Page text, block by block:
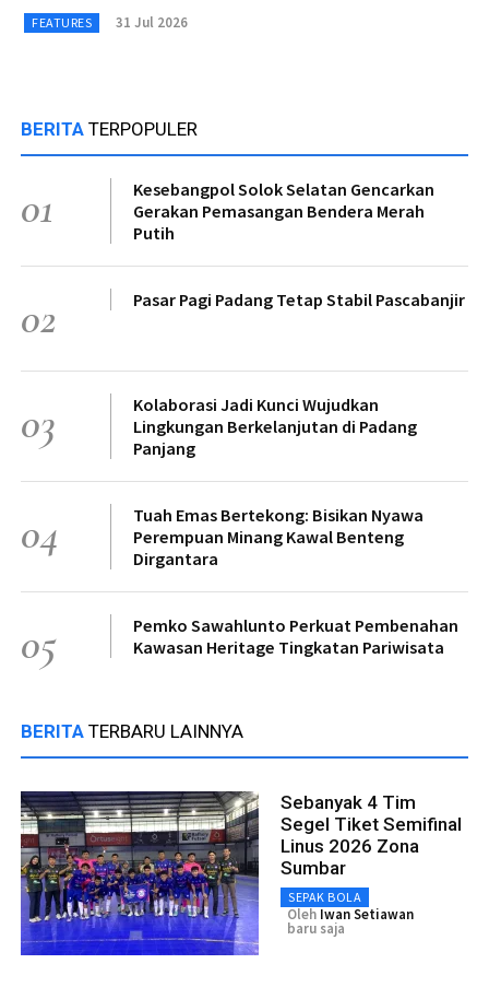
FEATURES 31 Jul 2026
BERITA TERPOPULER
01
Kesebangpol Solok Selatan Gencarkan
Gerakan Pemasangan Bendera Merah
Putih
02 Pasar Pagi Padang Tetap Stabil Pascabanjir
03
Kolaborasi Jadi Kunci Wujudkan
Lingkungan Berkelanjutan di Padang
Panjang
04
Tuah Emas Bertekong: Bisikan Nyawa
Perempuan Minang Kawal Benteng
Dirgantara
05
Pemko Sawahlunto Perkuat Pembenahan
Kawasan Heritage Tingkatan Pariwisata
BERITA TERBARU LAINNYA
Sebanyak 4 Tim
Segel Tiket Semifinal
Linus 2026 Zona
Sumbar
SEPAK BOLA
Oleh Iwan Setiawan
baru saja